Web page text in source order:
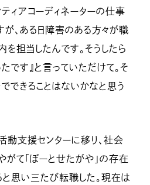
ティアコーディネーターの仕事
、ある日障害のある方々が職
担当したんです。そうしたら
です』と言っていただけて。そ
できることはないかなと思う
支援センターに移り、社会
て「ぽーとせたがや」の存在
思い三たび転職した。現在は